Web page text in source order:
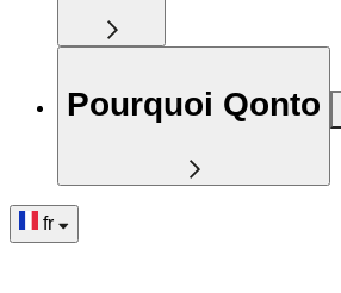
Pourquoi Qonto
fr